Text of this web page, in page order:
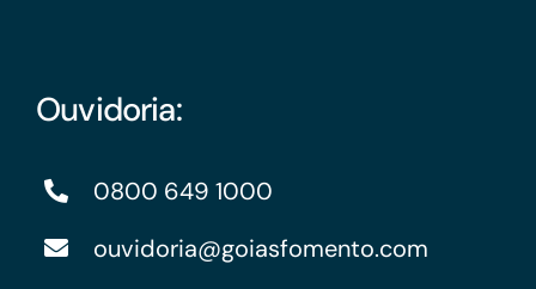
Ouvidoria:
0800 649 1000
ouvidoria@goiasfomento.com